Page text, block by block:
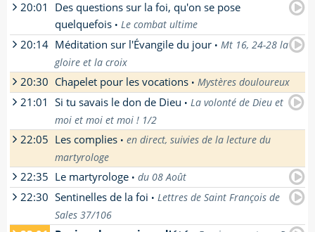
[En savoir plus
parBertrand Vergely- La réécoute n'est pas
encore disponible pour cette émission.
[En savoir plus]
20:01
Des questions sur la foi, qu'on se pose
quelquefois • Le combat ultime
parPère Pierre Descouvemont- La réécoute
n'est pas encore disponible pour cette
émission.
[En savoir plus]
20:14 Méditation sur l'Évangile du jour • Mt 16, 24-28 la
gloire et la croix
parEmanuelle Pastore- La réécoute n'est pas
encore disponible pour cette émission.
20:30 Chapelet pour les vocations • Mystères douloureux
1er mystère : L'agonie de Jésus, 2ème
mystère : La flagellation, 3ème mystère : Le
couronnement d'épines, 4ème mystère : Le
portement de la Croix, 5ème mystère : Le
crucifiement
21:01 Si tu savais le don de Dieu • La volonté de Dieu et
moi et moi et moi ! 1/2
parFrère Thierry Dominique Humbrecht- La
réécoute n'est pas encore disponible pour
cette émission.
Carrefour réalisé par le père Thierry-
Dominique Humbrecht. Depuis 1975, lors
des Sessions d'été de Paray-le-Monial, la
22:05 Les complies • en direct, suivies de la lecture du
martyrologe
[En savoir plus]
22:35 Le martyrologe • du 08 Août
La réécoute n'est pas encore disponible pour
cette émission.
22:30 Sentinelles de la foi • Lettres de Saint François de
Sales 37/106